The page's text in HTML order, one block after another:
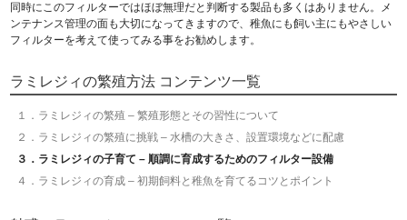
同時にこのフィルターではほぼ無理だと判断する製品も多くはありません。
メ
ンテナンス管理の面も大切になってきますので、稚魚にも飼い主にもやさしい
フィルターを考えて使ってみる事をお勧めします。
ラミレジィの繁殖方法 コンテンツ一覧
１．ラミレジィの繁殖 – 繁殖形態とその習性について
２．ラミレジィの繁殖に挑戦 – 水槽の大きさ、設置環境などに配慮
３．ラミレジィの子育て – 順調に育成するためのフィルター設備
４．ラミレジィの育成 – 初期飼料と稚魚を育てるコツとポイント